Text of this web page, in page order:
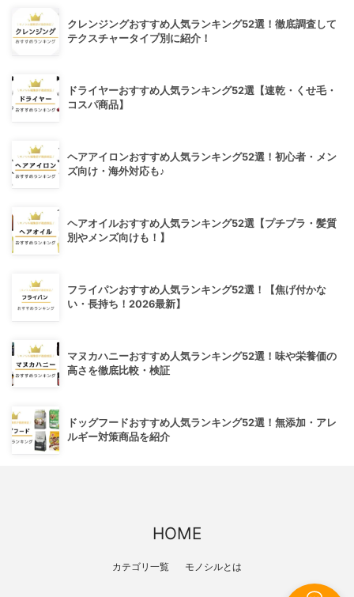
クレンジングおすすめ人気ランキング52選！徹底調査して
テクスチャータイプ別に紹介！
ドライヤーおすすめ人気ランキング52選【速乾・くせ毛・
コスパ商品】
ヘアアイロンおすすめ人気ランキング52選！初心者・メン
ズ向け・海外対応も♪
ヘアオイルおすすめ人気ランキング52選【プチプラ・髪質
別やメンズ向けも！】
フライパンおすすめ人気ランキング52選！【焦げ付かな
い・長持ち！2026最新】
マヌカハニーおすすめ人気ランキング52選！味や栄養価の
高さを徹底比較・検証
ドッグフードおすすめ人気ランキング52選！無添加・アレ
ルギー対策商品を紹介
HOME
カテゴリ一覧 モノシルとは